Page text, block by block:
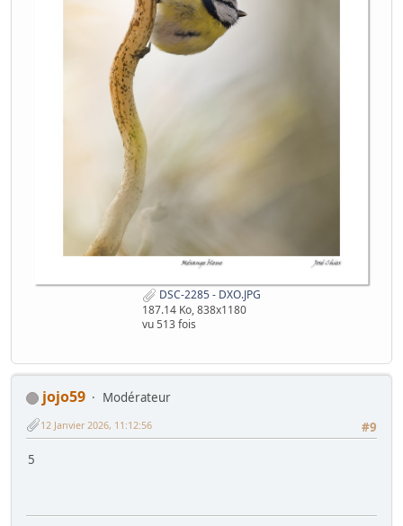
DSC-2285 - DXO.JPG
187.14 Ko, 838x1180
vu 513 fois
jojo59
Modérateur
#9
12 Janvier 2026, 11:12:56
5